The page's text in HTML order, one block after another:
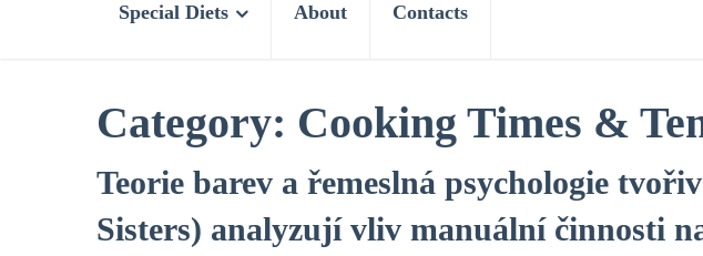
Special Diets About Contacts
Category: Cooking Times &
Teorie barev a řemeslná psychologie
Sisters) analyzují vliv manuální činnosti